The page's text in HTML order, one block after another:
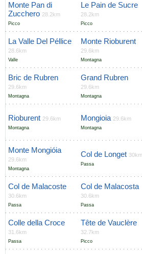
Monte Pan di
Zucchero 28.2km
Picco
Le Pain de Sucre
28.2km
Picco
La Valle Del Péllice
28.6km
Valle
Monte Rioburent
29.6km
Montagna
Bric de Rubren
29.6km
Montagna
Grand Rubren
29.6km
Montagna
Rioburent 29.6km
Montagna
Mongioia 29.6km
Montagna
Monte Mongióia
29.6km
Montagna
Col de Longet 30km
Passa
Col de Malacoste
30.6km
Passa
Col de Malacosta
30.6km
Passa
Colle della Croce
31.6km
Passa
Tête de Vauclère
32.7km
Picco